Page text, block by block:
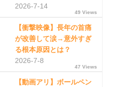
2026-7-14
49 Views
【衝撃映像】長年の首痛
が改善して涙→意外すぎ
る根本原因とは？
2026-7-8
47 Views
【動画アリ】ボールペン